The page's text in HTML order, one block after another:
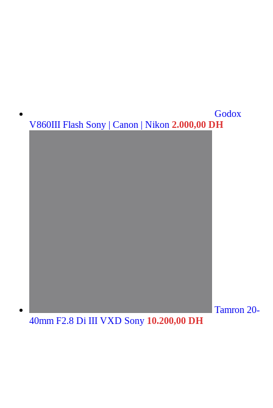
Godox
V860III Flash Sony | Canon | Nikon 2.000,00 DH
Tamron 20-
40mm F2.8 Di III VXD Sony 10.200,00 DH